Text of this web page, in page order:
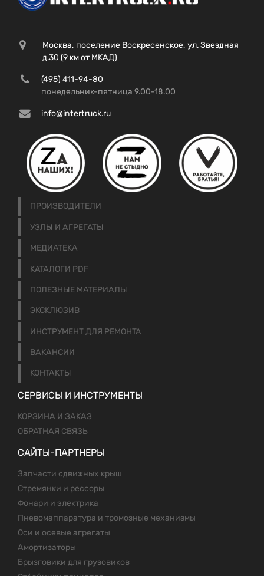
Москва, поселение Воскресенское, ул. Звездная
д.30 (9 км от МКАД)
(495) 411-94-80
понедельник-пятница 9.00-18.00
info@intertruck.ru
ПРОИЗВОДИТЕЛИ
УЗЛЫ И АГРЕГАТЫ
МЕДИАТЕКА
КАТАЛОГИ PDF
ПОЛЕЗНЫЕ МАТЕРИАЛЫ
ЭКСКЛЮЗИВ
ИНСТРУМЕНТ ДЛЯ РЕМОНТА
ВАКАНСИИ
КОНТАКТЫ
СЕРВИСЫ И ИНСТРУМЕНТЫ
КОРЗИНА И ЗАКАЗ
ОБРАТНАЯ СВЯЗЬ
САЙТЫ-ПАРТНЕРЫ
Запчасти сдвижных крыш
Стремянки и рессоры
Фонари и электрика
Пневомаппаратура и тромозные механизмы
Оси и осевые агрегаты
Амортизаторы
Брызговики для грузовиков